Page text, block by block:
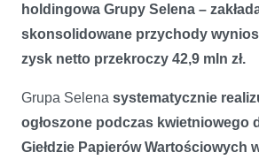
holdingowa Grupy Selena –
skonsolidowane przychody
zysk netto przekroczy 42,9 mln zł.
Grupa Selena systematycznie
ogłoszone podczas kwietniowego
Giełdzie Papierów Wartościowych